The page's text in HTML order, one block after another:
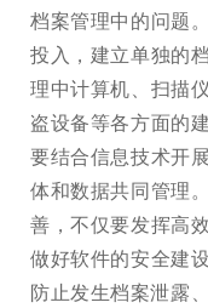
档案管理中的问题
投入，建立单独的
理中计算机、扫描
盗设备等各方面的
要结合信息技术开
体和数据共同管理
善，不仅要发挥高
做好软件的安全建
防止发生档案泄露